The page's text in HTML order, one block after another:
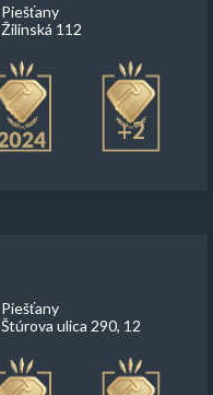
Piešťany
Žilinská 112
+2
Piešťany
Štúrova ulica 290, 12